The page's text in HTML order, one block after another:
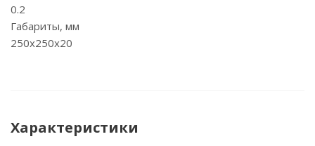
0.2
Габариты, мм
250x250x20
Характеристики